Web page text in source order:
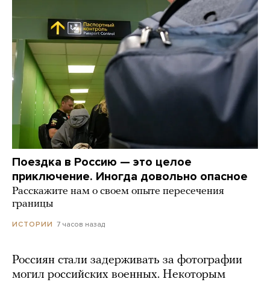
Поездка в Россию — это целое
приключение. Иногда довольно опасное
Расскажите нам о своем опыте пересечения
границы
ИСТОРИИ 7 часов назад
Россиян стали задерживать за фотографии
могил российских военных. Некоторым